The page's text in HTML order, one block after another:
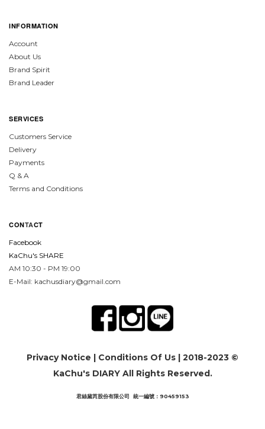
INFORMATION
Account
About Us
Brand Spirit
Brand Leader
SERVICES
Customers Service
Delivery
Payments
Q & A
Terms and Conditions
CONTACT
Facebook
KaChu's SHARE
AM 10:30 - PM 19:00
E-Mail: kachusdiary@gmail.com
Privacy Notice | Conditions Of Us | 2018-2023 ©
KaChu's DIARY All Rights Reserved.
君絲黛芮股份有限公司 統一編號：90459153